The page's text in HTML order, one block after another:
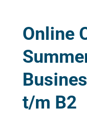
Online
t/m B2